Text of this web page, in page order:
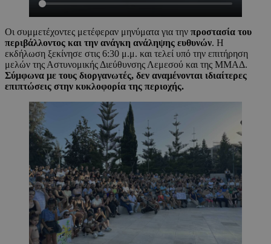
Οι συμμετέχοντες μετέφεραν μηνύματα για την προστασία του
περιβάλλοντος και την ανάγκη ανάληψης ευθυνών. Η
εκδήλωση ξεκίνησε στις 6:30 μ.μ. και τελεί υπό την επιτήρηση
μελών της Αστυνομικής Διεύθυνσης Λεμεσού και της ΜΜΑΔ.
Σύμφωνα με τους διοργανωτές, δεν αναμένονται ιδιαίτερες
επιπτώσεις στην κυκλοφορία της περιοχής.